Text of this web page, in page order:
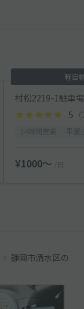
軽自
村松2219-1駐車場
5
¥1000〜 /日
静岡市清水区の駐